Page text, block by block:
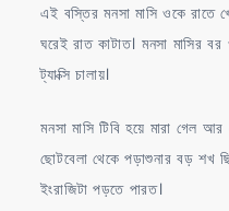
এই বস্তির মনসা মাসি ওকে
ঘরেই রাত কাটাত। মনসা মাসির
ট্যাক্সি চালায়।
মনসা মাসি টিবি হয়ে মারা গেল
ছোটবেলা থেকে পড়াশুনার বড় শখ
ইংরাজিটা পড়তে পারত।